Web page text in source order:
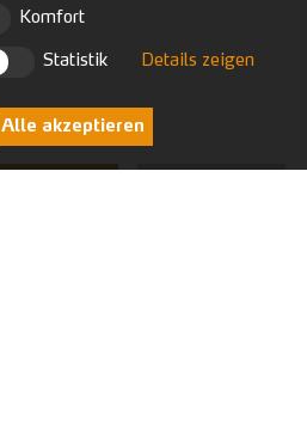
Komfort
Statistik Details zeigen
Alle akzeptieren